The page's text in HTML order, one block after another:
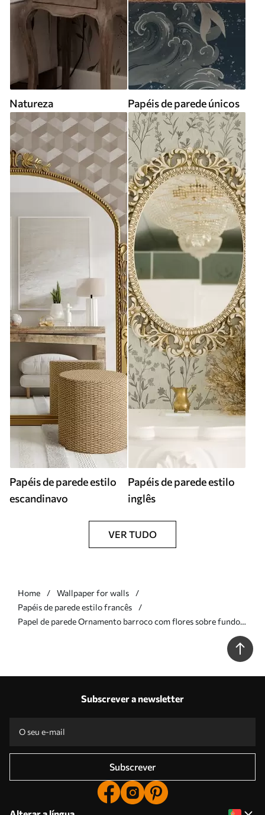
Natureza Papéis de parede únicos
Papéis de parede estilo
escandinavo
Papéis de parede estilo
inglês
VER TUDO
Home
Wallpaper for walls
Papéis de parede estilo francês
Papel de parede Ornamento barroco com flores sobre fundo
Subscrever a newsletter
Subscrever